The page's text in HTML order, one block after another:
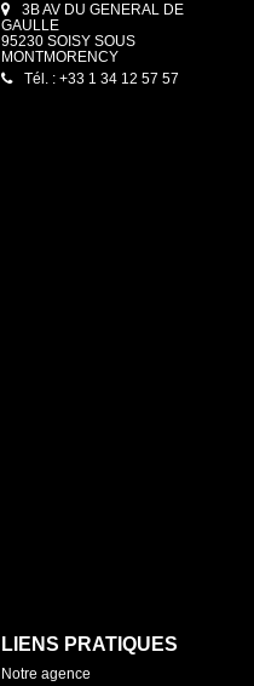
3B AV DU GENERAL DE
GAULLE
95230 SOISY SOUS
MONTMORENCY
Tél. : +33 1 34 12 57 57
LIENS PRATIQUES
Notre agence